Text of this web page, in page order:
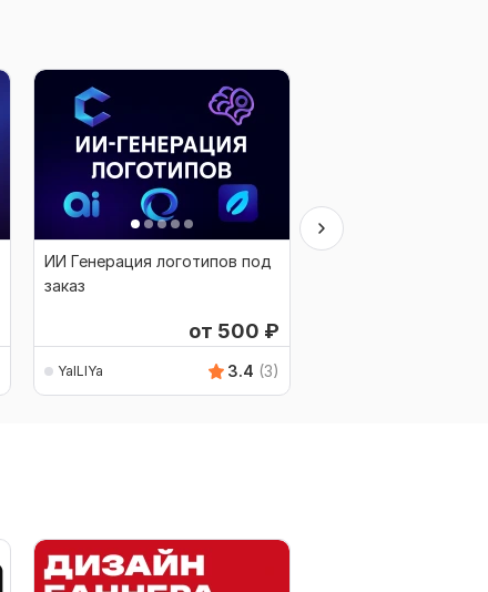
ИИ Генерация логотипов под
заказ
от 500 ₽
YaILIYa 3.4 (3)